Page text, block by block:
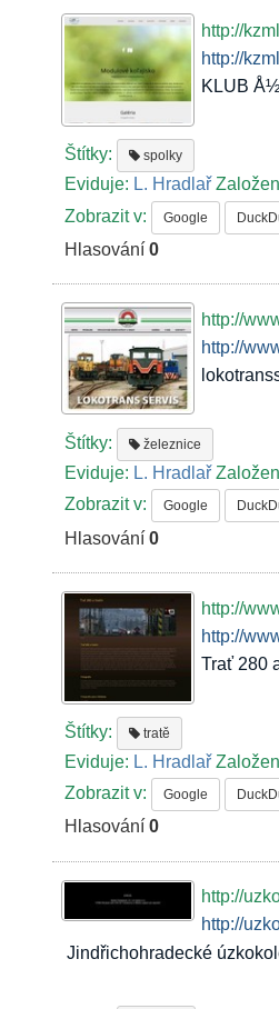
http://
http://
KLUB
Štítky: spolky
Eviduje: L. Hradlař
Zobrazit v: Google
Hlasování0
http://
http://
Štítky: železnice
Eviduje: L. Hradlař
Zobrazit v: Google
Hlasování0
http://
http://
Trať 280
Štítky: tratě
Eviduje: L. Hradlař
Zobrazit v: Google
Hlasování0
http://
http://
Jindřichohradecké